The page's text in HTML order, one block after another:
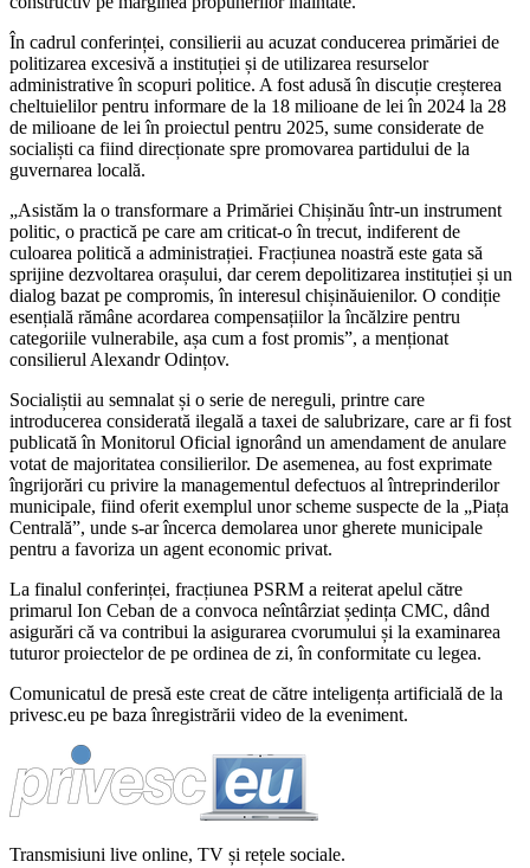
În cadrul conferinței, consilierii au acuzat conducerea primăriei de
politizarea excesivă a instituției și de utilizarea resurselor
administrative în scopuri politice. A fost adusă în discuție creșterea
cheltuielilor pentru informare de la 18 milioane de lei în 2024 la 28
de milioane de lei în proiectul pentru 2025, sume considerate de
socialiști ca fiind direcționate spre promovarea partidului de la
guvernarea locală.
„Asistăm la o transformare a Primăriei Chișinău într-un instrument
politic, o practică pe care am criticat-o în trecut, indiferent de
culoarea politică a administrației. Fracțiunea noastră este gata să
sprijine dezvoltarea orașului, dar cerem depolitizarea instituției și un
dialog bazat pe compromis, în interesul chișinăuienilor. O condiție
esențială rămâne acordarea compensațiilor la încălzire pentru
categoriile vulnerabile, așa cum a fost promis”, a menționat
consilierul Alexandr Odințov.
Socialiștii au semnalat și o serie de nereguli, printre care
introducerea considerată ilegală a taxei de salubrizare, care ar fi fost
publicată în Monitorul Oficial ignorând un amendament de anulare
votat de majoritatea consilierilor. De asemenea, au fost exprimate
îngrijorări cu privire la managementul defectuos al întreprinderilor
municipale, fiind oferit exemplul unor scheme suspecte de la „Piața
Centrală”, unde s-ar încerca demolarea unor gherete municipale
pentru a favoriza un agent economic privat.
La finalul conferinței, fracțiunea PSRM a reiterat apelul către
primarul Ion Ceban de a convoca neîntârziat ședința CMC, dând
asigurări că va contribui la asigurarea cvorumului și la examinarea
tuturor proiectelor de pe ordinea de zi, în conformitate cu legea.
Comunicatul de presă este creat de către inteligența artificială de la
privesc.eu pe baza înregistrării video de la eveniment.
Transmisiuni live online, TV și rețele sociale.